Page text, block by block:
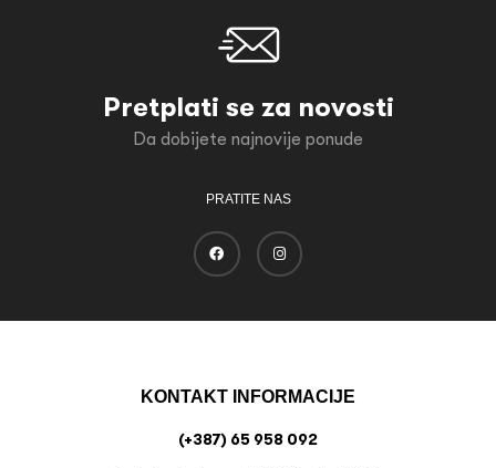
Pretplati se za novosti
Da dobijete najnovije ponude
PRATITE NAS
KONTAKT INFORMACIJE
(+387) 65 958 092